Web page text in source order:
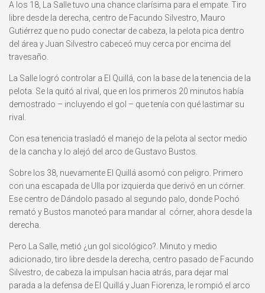
A los 18, La Salle tuvo una chance clarísima para el empate. Tiro
libre desde la derecha, centro de Facundo Silvestro, Mauro
Gutiérrez que no pudo conectar de cabeza, la pelota pica dentro
del área y Juan Silvestro cabeceó muy cerca por encima del
travesaño.
La Salle logró controlar a El Quillá, con la base de la tenencia de la
pelota. Se la quitó al rival, que en los primeros 20 minutos había
demostrado – incluyendo el gol – que tenía con qué lastimar su
rival.
Con esa tenencia trasladó el manejo de la pelota al sector medio
de la cancha y lo alejó del arco de Gustavo Bustos.
Sobre los 38, nuevamente El Quillá asomó con peligro. Primero
con una escapada de Ulla por izquierda que derivó en un córner.
Ese centro de Dándolo pasado al segundo palo, donde Pochó
remató y Bustos manoteó para mandar al córner, ahora desde la
derecha.
Pero La Salle, metió ¿un gol sicológico?. Minuto y medio
adicionado, tiro libre desde la derecha, centro pasado de Facundo
Silvestro, de cabeza la impulsan hacia atrás, para dejar mal
parada a la defensa de El Quillá y Juan Fiorenza, le rompió el arco